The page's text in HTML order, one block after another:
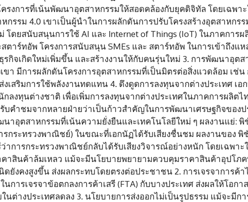
รงการที่เน้นพัฒนาอุตสาหกรรมให้สอดคล้องกับยุคดิจิทัล โดยเฉพาะ
กรรม 4.0 เขาเป็นผู้นำในการผลักดันการปรับโครงสร้างอุตสาหกร
โดยสนับสนุนการใช้ AI และ Internet of Things (IoT) ในภาคการผ
ตาร์ทอัพ โครงการสนับสนุน SMEs และ สตาร์ทอัพ ในการเข้าถึงแ
รกิจเกิดใหม่เพิ่มขึ้น และสร้างงานให้กับคนรุ่นใหม่ 3. การพัฒนาอุตส
ขา มีการผลักดันโครงการอุตสาหกรรมที่เป็นมิตรต่อสิ่งแวดล้อม เช่น
งเสริมการใช้พลังงานทดแทน 4. ดึงดูดการลงทุนจากต่างประเทศ เ
กลงทุนต่างชาติ เพื่อเพิ่มการลงทุนจากต่างประเทศในภาคการผลิตไ
บคำชมจากหลายฝ่ายว่าเป็นก้าวสำคัญในการพัฒนาเศรษฐกิจของป
าอุตสาหกรรมที่เน้นความยั่งยืนและเทคโนโลยีใหม่ ๆ ผลงานแย่:
รกระทรวงพาณิชย์) ในขณะที่เอกนัฏได้รับเสียงชื่นชม ผลงานของ พิ
าการกระทรวงพาณิชย์กลับได้รับเสียงวิจารณ์อย่างหนัก โดยเฉพาะ
าสินค้าล้มเหลว แม้จะมีนโยบายพยายามควบคุมราคาสินค้าอุปโภ
ยังคงสูงขึ้น ส่งผลกระทบโดยตรงต่อประชาชน 2. การเจรจาการค้า
นการเจรจาข้อตกลงการค้าเสรี (FTA) กับบางประเทศ ส่งผลให้โอก
นต่างประเทศลดลง 3. นโยบายการส่งออกไม่เป็นรูปธรรม แม้จะมีก